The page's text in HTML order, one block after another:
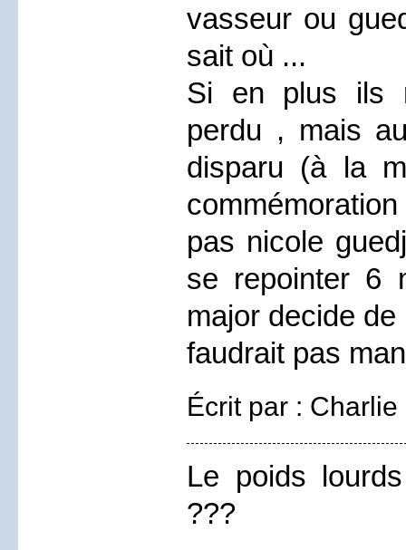
vasseur ou
sait où ...
Si en plus ils
perdu , mais
disparu (à la
pas nicole
se repointer 6
major decide
faudrait pas
Écrit par :
Le poids
???